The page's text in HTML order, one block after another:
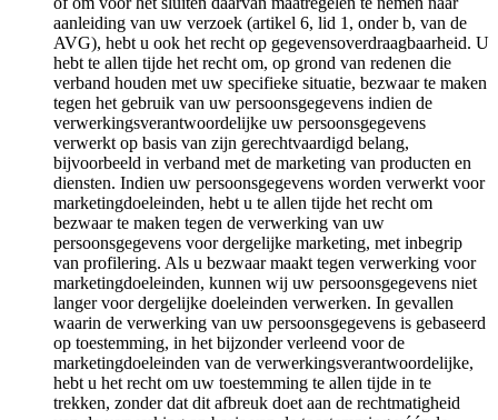
aanleiding van uw verzoek (artikel 6, lid 1, onder b, van de
AVG), hebt u ook het recht op gegevensoverdraagbaarheid. U
hebt te allen tijde het recht om, op grond van redenen die
verband houden met uw specifieke situatie, bezwaar te maken
tegen het gebruik van uw persoonsgegevens indien de
verwerkingsverantwoordelijke uw persoonsgegevens
verwerkt op basis van zijn gerechtvaardigd belang,
bijvoorbeeld in verband met de marketing van producten en
diensten. Indien uw persoonsgegevens worden verwerkt voor
marketingdoeleinden, hebt u te allen tijde het recht om
bezwaar te maken tegen de verwerking van uw
persoonsgegevens voor dergelijke marketing, met inbegrip
van profilering. Als u bezwaar maakt tegen verwerking voor
marketingdoeleinden, kunnen wij uw persoonsgegevens niet
langer voor dergelijke doeleinden verwerken. In gevallen
waarin de verwerking van uw persoonsgegevens is gebaseerd
op toestemming, in het bijzonder verleend voor de
marketingdoeleinden van de verwerkingsverantwoordelijke,
hebt u het recht om uw toestemming te allen tijde in te
trekken, zonder dat dit afbreuk doet aan de rechtmatigheid